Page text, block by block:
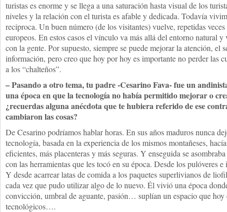
turistas es enorme y se llega a una saturación hasta visual de los
niveles y la relación con el turista es afable y dedicada. Todavía
reciproca. Un buen número (de los visitantes) vuelve, repetidas
europeos. En estos casos el vínculo va más allá del entorno natural
con la gente. Por supuesto, siempre se puede mejorar la atención,
información, pero creo que hoy por hoy es importante no perder las
a los “chalteños”.
– Pasando a otro tema, tu padre -Cesarino Fava- fue un
una época en que la tecnología no había permitido mejorar o
¿recuerdas alguna anécdota que te hubiera referido de ese
cambiaron las cosas?
De Cesarino podríamos hablar horas. En sus años maduros nunca
tecnología, basada en la experiencia de los mismos montañeses,
eficientes, más placenteras y más seguras. Y enseguida se
con las herramientas que les tocó en su época. Desde los pulóveres
Y desde acarrear latas de comida a los paquetes superlivianos de
cada vez que pudo utilizar algo de lo nuevo. Él vivió una época
convicción, umbral de aguante, pasión… suplían un espacio que hoy
tecnológicos….